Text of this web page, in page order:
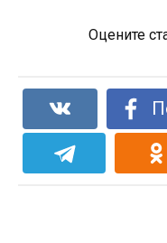
Оцените